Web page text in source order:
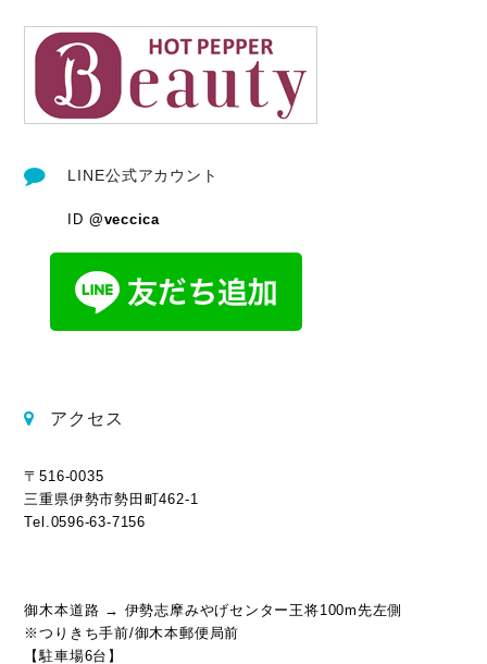
LINE公式アカウント
ID @veccica
アクセス
〒516-0035
三重県伊勢市勢田町462-1
Tel.0596-63-7156
御木本道路 → 伊勢志摩みやげセンター王将100m先左側
※つりきち手前/御木本郵便局前
【駐車場6台】